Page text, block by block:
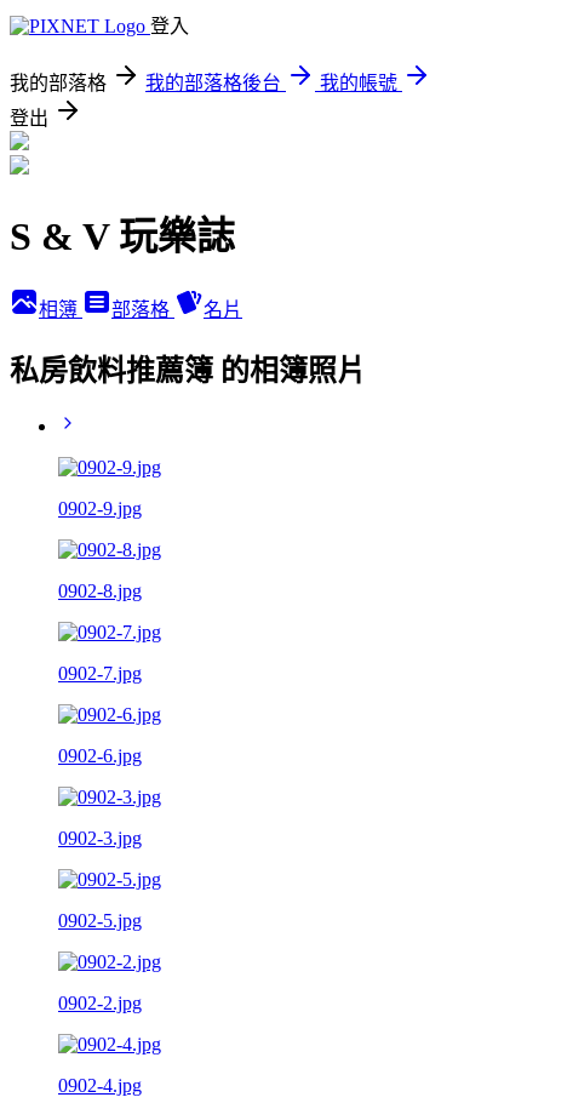
登入
我的部落格 我的部落格後台
我的帳號
登出
S & V 玩樂誌
相簿 部落格 名片
私房飲料推薦簿 的相簿照片
0902-9.jpg
0902-8.jpg
0902-7.jpg
0902-6.jpg
0902-3.jpg
0902-5.jpg
0902-2.jpg
0902-4.jpg